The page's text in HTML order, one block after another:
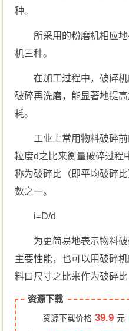
种。
所采用的粉磨机相应
机三种。
在加工过程中，破碎
破碎再洗磨，能显著地提
耗。
工业上常用物料破碎
粒度d之比来衡量破碎过程
称为破碎比（即平均破碎
数之一。
i=D/d
为更简易地表示物料
主要性能，也可以用破碎
料口尺寸之比来作为破碎比
资源下载
资源下载价格 39.9 元